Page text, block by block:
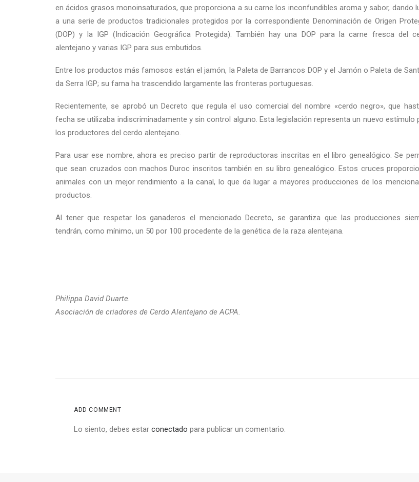
en ácidos grasos monoinsaturados, que proporciona a su carne los inconfundibles aroma y sabor, dando
a una serie de productos tradicionales protegidos por la correspondiente Denominación de Origen
(DOP) y la IGP (Indicación Geográfica Protegida). También hay una DOP para la carne fresca del
alentejano y varias IGP para sus embutidos.
Entre los productos más famosos están el jamón, la Paleta de Barrancos DOP y el Jamón o Paleta de
da Serra IGP; su fama ha trascendido largamente las fronteras portuguesas.
Recientemente, se aprobó un Decreto que regula el uso comercial del nombre «cerdo negro», que
fecha se utilizaba indiscriminadamente y sin control alguno. Esta legislación representa un nuevo estímulo
los productores del cerdo alentejano.
Para usar ese nombre, ahora es preciso partir de reproductoras inscritas en el libro genealógico. Se
que sean cruzados con machos Duroc inscritos también en su libro genealógico. Estos cruces
animales con un mejor rendimiento a la canal, lo que da lugar a mayores producciones de los
productos.
Al tener que respetar los ganaderos el mencionado Decreto, se garantiza que las producciones
tendrán, como mínimo, un 50 por 100 procedente de la genética de la raza alentejana.
Philippa David Duarte.
Asociación de criadores de Cerdo Alentejano de ACPA.
ADD COMMENT
Lo siento, debes estar conectado para publicar un comentario.